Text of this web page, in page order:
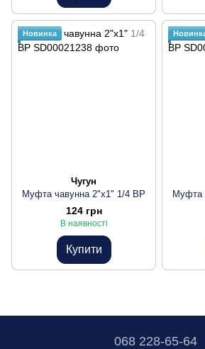
Новинка
Чугун
Муфта чавунна 2"х1" 1/4 ВР
124 грн
В наявності
Купити
Муфта
068 228-65-64